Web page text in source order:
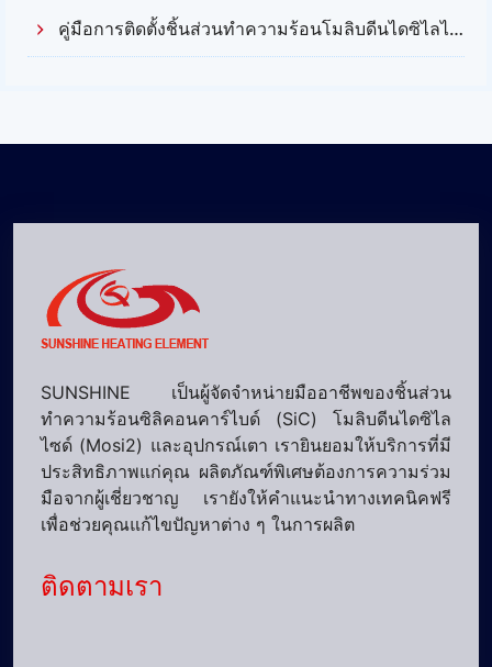
คู่มือการติดตั้งชิ้นส่วนทำความร้อนโมลิบดีนไดซิไลไซด์ (Mosi2)
SUNSHINE เป็นผู้จัดจำหน่ายมืออาชีพของชิ้นส่วน
ทำความร้อนซิลิคอนคาร์ไบด์ (SiC) โมลิบดีนไดซิไล
ไซด์ (Mosi2) และอุปกรณ์เตา เรายินยอมให้บริการที่มี
ประสิทธิภาพแก่คุณ ผลิตภัณฑ์พิเศษต้องการความร่วม
มือจากผู้เชี่ยวชาญ เรายังให้คำแนะนำทางเทคนิคฟรี
เพื่อช่วยคุณแก้ไขปัญหาต่าง ๆ ในการผลิต
ติดตามเรา